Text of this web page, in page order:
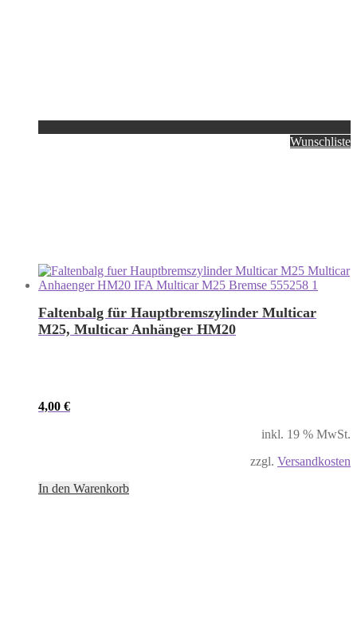
Wunschliste
Faltenbalg für Hauptbremszylinder Multicar
M25, Multicar Anhänger HM20
4,00 €
inkl. 19 % MwSt.
zzgl. Versandkosten
In den Warenkorb